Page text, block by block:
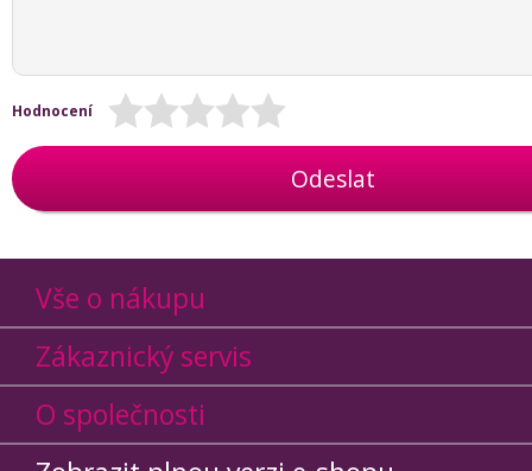
Hodnocení
Odeslat
Vše o nákupu
Zákaznický servis
O společnosti